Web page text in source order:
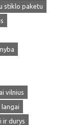
stiklo paketu
vilnius
ir durys